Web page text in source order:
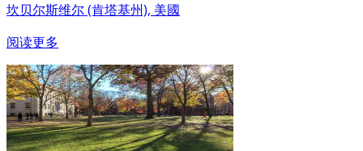
坎贝尔斯维尔 (肯塔基州), 美國
阅读更多